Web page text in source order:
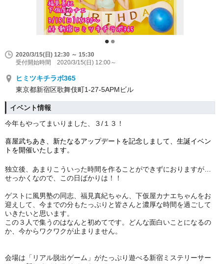
2020/3/15(日) 12:30 ～ 15:30
受付開始時間 2020/3/15(日) 12:00～
ヒミツキチラボ365
東京都新宿区歌舞伎町1-27-5APMビル
イベント情報
今年もやってまいりました、３/１３！
喜屋武ちあき、新たなるアップデートを記念しまして、生誕イベン
トを開催いたします。
独立後、あまりこういった時間を作ることができずにおりますが…
せっかくなので、この日ばかりは！！
ゲストに風男塾の同志、福見真紀ちゃん、下仮屋カナエちゃんをお
迎えして、今までの分もたっぷりと皆さんと濃厚な時間を過ごして
いきたいと思います。
この３人で集うのはなんと初めてです。どんな面白いことになるの
か、今からワクワクが止まりません。
会場は「リアル脱出ゲーム」がたっぷり遊べる新宿ミステリーサー